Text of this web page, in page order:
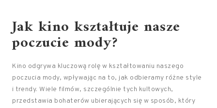
Jak kino kształtuje nasze
poczucie mody?
Kino odgrywa kluczową rolę w kształtowaniu naszego
poczucia mody, wpływając na to, jak odbieramy różne style
i trendy. Wiele filmów, szczególnie tych kultowych,
przedstawia bohaterów ubierających się w sposób, który